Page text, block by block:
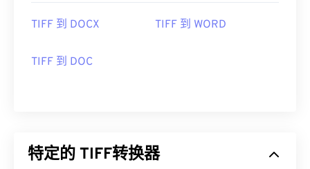
首次发行：
https://www.adobe.com/creativecloud/file-
TIFF 到 DOCX TIFF 到 WORD
TIFF 到 DOC
特定的 TIFF转换器